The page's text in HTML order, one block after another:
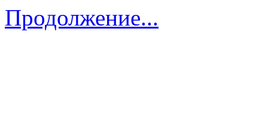
Продолжение...